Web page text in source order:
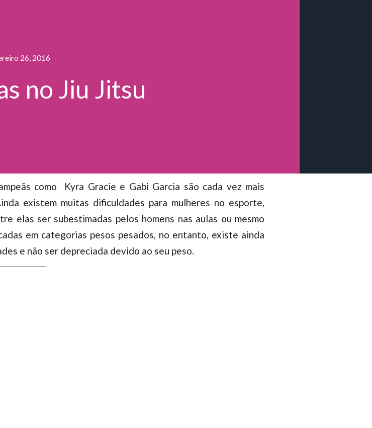
26, 2016
no Jiu Jitsu
como Kyra Gracie e Gabi Garcia são cada vez mais
existem muitas dificuldades para mulheres no esporte,
elas ser subestimadas pelos homens nas aulas ou mesmo
em categorias pesos pesados, no entanto, existe ainda
e não ser depreciada devido ao seu peso.